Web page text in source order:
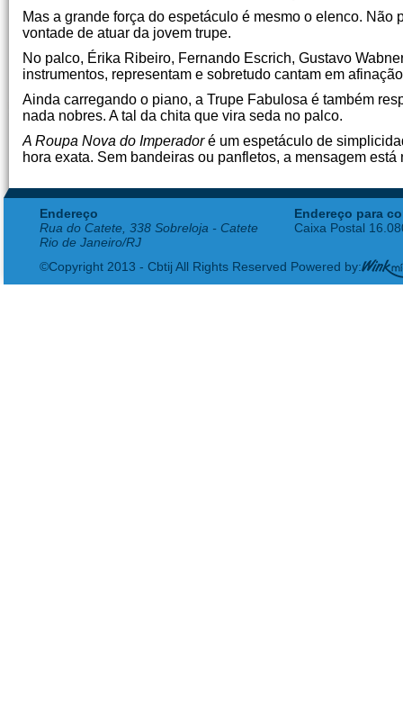
Mas a grande força do espetáculo é mesmo o elenco.
vontade de atuar da jovem trupe.
No palco, Érika Ribeiro, Fernando Escrich, Gustavo
instrumentos, representam e sobretudo cantam em
Ainda carregando o piano, a Trupe Fabulosa é também
nada nobres. A tal da chita que vira seda no palco.
A Roupa Nova do Imperadoré um espetáculo de
hora exata. Sem bandeiras ou panfletos, a mensagem
Endereço
Rua do Catete, 338 Sobreloja - Catete
Rio de Janeiro/RJ
Endereço para
Caixa Postal
©Copyright 2013 - Cbtij All Rights Reserved Powered by: